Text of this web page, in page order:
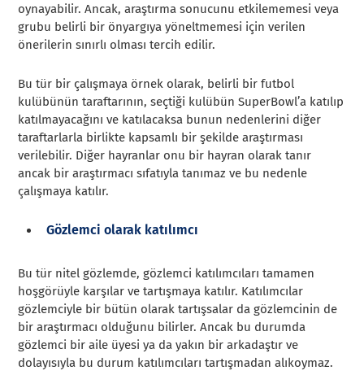
oynayabilir. Ancak, araştırma sonucunu etkilememesi veya
grubu belirli bir önyargıya yöneltmemesi için verilen
önerilerin sınırlı olması tercih edilir.
Bu tür bir çalışmaya örnek olarak, belirli bir futbol
kulübünün taraftarının, seçtiği kulübün SuperBowl’a katılıp
katılmayacağını ve katılacaksa bunun nedenlerini diğer
taraftarlarla birlikte kapsamlı bir şekilde araştırması
verilebilir. Diğer hayranlar onu bir hayran olarak tanır
ancak bir araştırmacı sıfatıyla tanımaz ve bu nedenle
çalışmaya katılır.
Gözlemci olarak katılımcı
Bu tür nitel gözlemde, gözlemci katılımcıları tamamen
hoşgörüyle karşılar ve tartışmaya katılır. Katılımcılar
gözlemciyle bir bütün olarak tartışsalar da gözlemcinin de
bir araştırmacı olduğunu bilirler. Ancak bu durumda
gözlemci bir aile üyesi ya da yakın bir arkadaştır ve
dolayısıyla bu durum katılımcıları tartışmadan alıkoymaz.